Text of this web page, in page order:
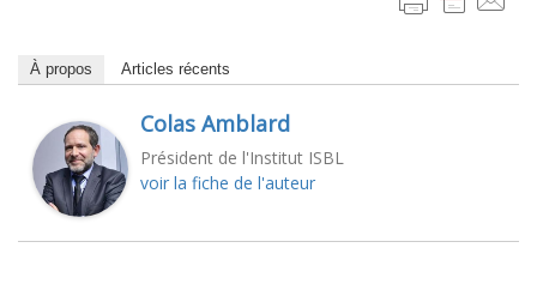
À propos Articles récents
Colas Amblard
Président de l'Institut ISBL
voir la fiche de l'auteur